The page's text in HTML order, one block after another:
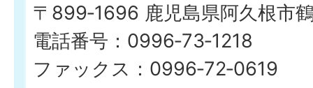
〒899‐1696 鹿児島県阿久根市
電話番号：0996‐73‐1218
ファックス：0996‐72‐0619